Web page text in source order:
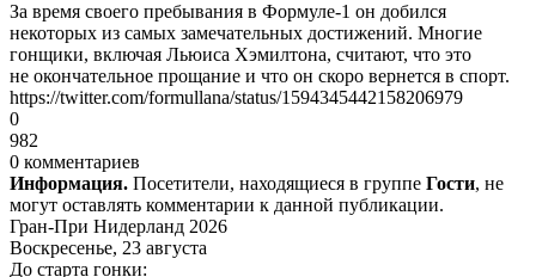
За время своего пребывания в Формуле-1 он добился
некоторых из самых замечательных достижений. Многие
гонщики, включая Льюиса Хэмилтона, считают, что это
не окончательное прощание и что он скоро вернется в спорт.
https://twitter.com/formullana/status/1594345442158206979
0
982
0 комментариев
Информация. Посетители, находящиеся в группе Гости, не
могут оставлять комментарии к данной публикации.
Гран-При Нидерланд 2026
Воскресенье, 23 августа
До старта гонки: